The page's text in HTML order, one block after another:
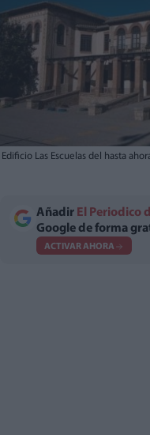
Edificio Las Escuelas del hasta
Añadir El Periodico
Google de forma
ACTIVAR AHORA